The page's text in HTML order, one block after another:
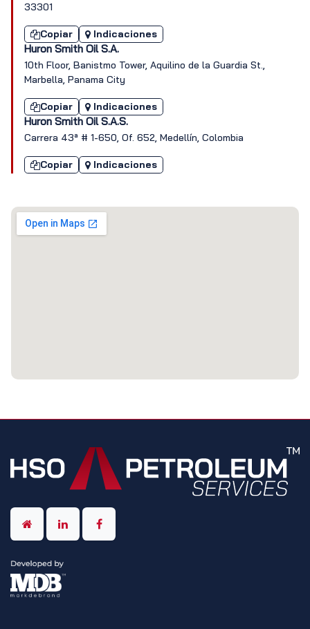
33301
Copiar Indicaciones
Huron Smith Oil S.A.
10th Floor, Banistmo Tower, Aquilino de la Guardia St.,
Marbella, Panama City
Copiar Indicaciones
Huron Smith Oil S.A.S.
Carrera 43ª # 1-650, Of. 652, Medellín, Colombia
Copiar Indicaciones